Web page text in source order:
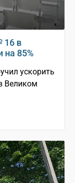
16 в
на 85%
ускорить
Великом